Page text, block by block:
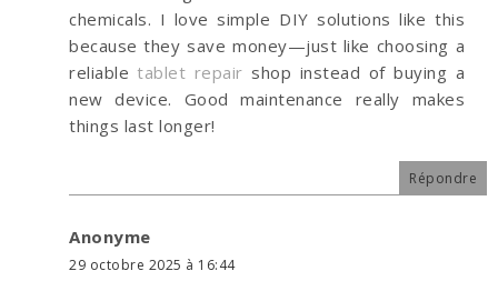
chemicals. I love simple DIY solutions like this
because they save money—just like choosing a
reliabletablet repair shop instead of buying a
new device. Good maintenance really makes
things last longer!
Répondre
Anonyme
29 octobre 2025 à 16:44